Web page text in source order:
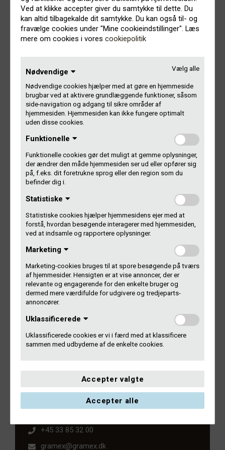
Ved at klikke accepter giver du samtykke til dette. Du
kan altid tilbagekalde dit samtykke. Du kan også til- og
fravælge cookies under "Mine cookieindstillinger". Læs
mere om cookies i vores cookiepolitik
Vælg alle
Nødvendige
Nødvendige cookies hjælper med at gøre en hjemmeside
brugbar ved at aktivere grundlæggende funktioner, såsom
side-navigation og adgang til sikre områder af
hjemmesiden. Hjemmesiden kan ikke fungere optimalt
uden disse cookies.
Funktionelle
Funktionelle cookies gør det muligt at gemme oplysninger,
der ændrer den måde hjemmesiden ser ud eller opfører sig
på, f.eks. dit foretrukne sprog eller den region som du
befinder dig i.
Statistiske
Statistiske cookies hjælper hjemmesidens ejer med at
forstå, hvordan besøgende interagerer med hjemmesiden,
ved at indsamle og rapportere oplysninger.
Marketing
Marketing-cookies bruges til at spore besøgende på tværs
af hjemmesider. Hensigten er at vise annoncer, der er
relevante og engagerende for den enkelte bruger og
dermed mere værdifulde for udgivere og tredjeparts-
annoncører.
Uklassificerede
Uklassificerede cookies er vi i færd med at klassificere
sammen med udbyderne af de enkelte cookies.
Accepter valgte
Accepter alle
Arkivmidlerne fordeler vi efter tv-afspilninger i DR over en
10-årig periode tilbage i tiden.
Nyt i 2026
2026, som samler Performex’ administration og udbetaling
hos Gramex.
Som kunstner skal du stadig sende dokumentation for din
tv-medvirken til Performex via DMF eller DAF. Læs mere
Gramex og Performex samler kræfterne
Læs mere
Hvad udbetaler vi for?
Kontakt Gramex
Gammel Kongevej 11-13, 2. sal
+45 33 85 32 00
gramex@gramex.dk